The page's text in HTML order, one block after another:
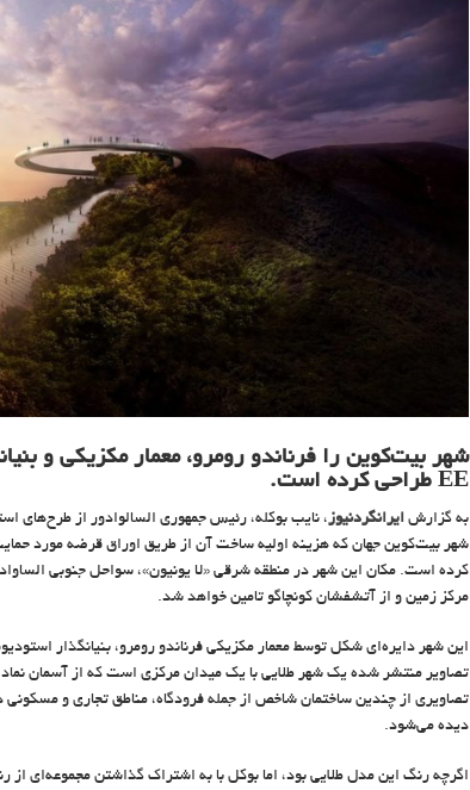
EE طراحی کرده است.
به گزارشایرانگردنیوز
شهر بیت‌کوین جهان که هزینه اولیه ساخت آن از طریق اوراق قرضه مورد
کرده است. مکان این شهر در منطقه شرقی «لا یونیون»، سواحل جنوبی
مرکز زمین و از آتشفشان کونچاگو تامین خواهد شد.
تصاویر منتشر شده یک شهر طلایی با یک میدان مرکزی است که از آسمان
تصاویری از چندین ساختمان شاخص از جمله فرودگاه، مناطق تجاری و
دیده می‌شود.
اگرچه رنگ این مدل طلایی بود، اما بوکل با به اشتراک گذاشتن مجموعه‌ای از